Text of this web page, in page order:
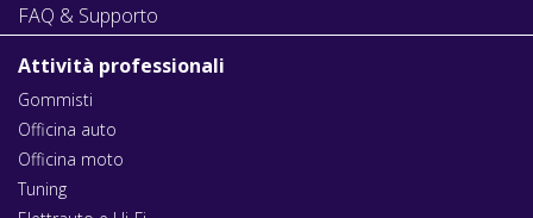
FAQ & Supporto
Attività professionali
Gommisti
Officina auto
Officina moto
Tuning